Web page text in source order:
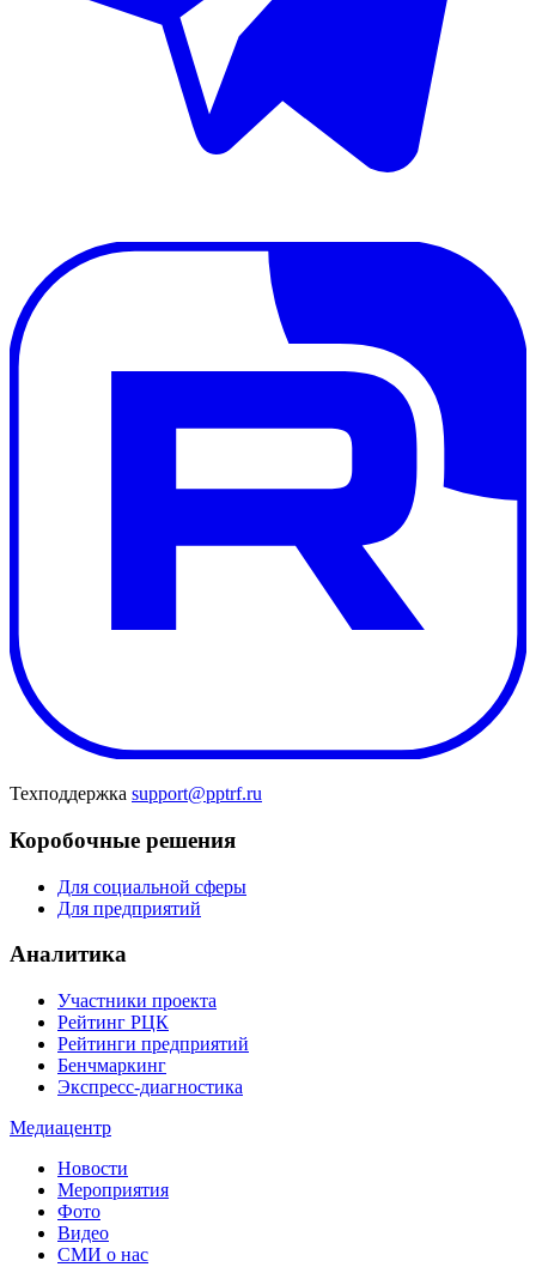
Техподдержка support@pptrf.ru
Коробочные решения
Для социальной сферы
Для предприятий
Аналитика
Участники проекта
Рейтинг РЦК
Рейтинги предприятий
Бенчмаркинг
Экспресс-диагностика
Медиацентр
Новости
Мероприятия
Фото
Видео
СМИ о нас